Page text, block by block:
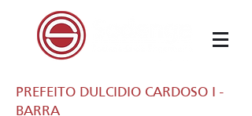
PREFEITO DULCIDIO CARDOSO I -
BARRA